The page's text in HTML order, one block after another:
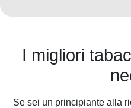
I migliori
Se sei un principiante alla